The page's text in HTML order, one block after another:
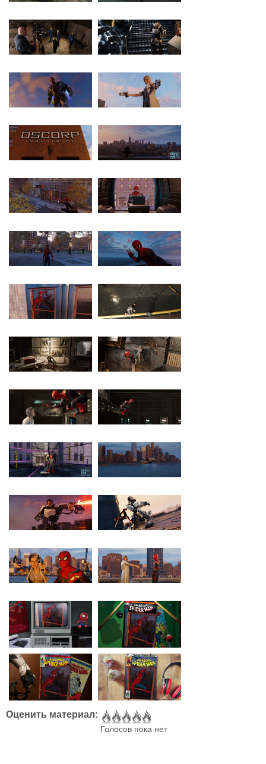
Оценить материал:
Голосов пока нет